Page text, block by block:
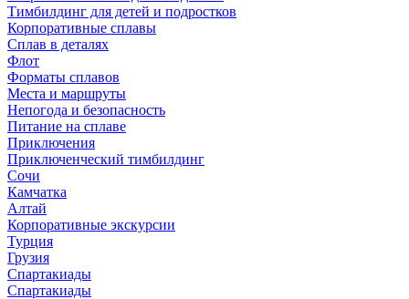
Тимбилдинг для детей и подростков
Корпоративные сплавы
Сплав в деталях
Флот
Форматы сплавов
Места и маршруты
Непогода и безопасность
Питание на сплаве
Приключения
Приключенческий тимбилдинг
Сочи
Камчатка
Алтай
Корпоративные экскурсии
Турция
Грузия
Спартакиады
Спартакиады